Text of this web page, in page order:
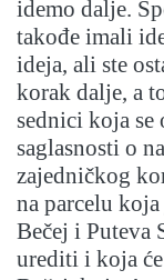
idemo dalje.
takođe imali
ideja, ali ste
korak dalje, a
sednici koja se
saglasnosti o
zajedničkog
na parcelu
Bečej i Puteva
urediti i koja